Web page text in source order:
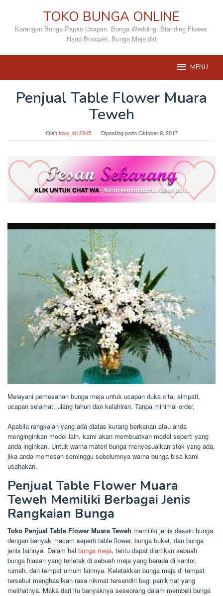
konten
TOKO BUNGA ONLINE
Karangan Bunga Papan Ucapan. Bunga Wedding. Standing Flower.
Hand Bouquet. Bunga Meja dst
MENU
Penjual Table Flower Muara
Teweh
Olehtoko_id12345 Diposting padaOktober 9, 2017
Melayani pemesanan bunga meja untuk ucapan duka cita, simpati,
ucapan selamat, ulang tahun dan kelahiran. Tanpa minimal order.
Apabila rangkaian yang ada diatas kurang berkenan atau anda
menginginkan model lain, kami akan membuatkan model seperti yang
anda inginkan. Untuk warna materi bunga menyesuaikan stok yang ada,
jika anda memesan seminggu sebelumnya warna bunga bisa kami
usahakan.
Penjual Table Flower Muara
Teweh Memiliki Berbagai Jenis
Rangkaian Bunga
Toko Penjual Table Flower Muara Teweh memiliki jenis desain bunga
dengan banyak macam seperti table flower, bunga buket, dan bunga
jenis lainnya. Dalam hal bunga meja, tentu dapat diartikan sebuah
bunga hiasan yang terletak di sebuah meja yang berada di kantor,
rumah, dan tempat umum lainnya. Keletakkan bunga meja di tempat
tersebut menghasilkan rasa nikmat tersendiri bagi penikmat yang
melihatnya. Maka dari itu banyaknya seseorang dalam membeli bunga